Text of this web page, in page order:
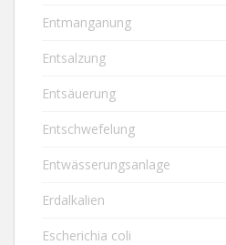
Entmanganung
Entsalzung
Entsäuerung
Entschwefelung
Entwässerungsanlage
Erdalkalien
Escherichia coli